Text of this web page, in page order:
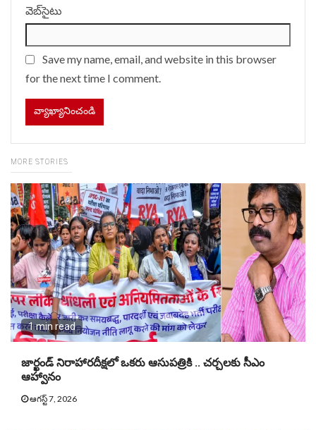
వెబ్‌సైటు
Save my name, email, and website in this browser
for the next time I comment.
MORE STORIES
1 min read
జార్ఖండ్ నిరాహారదీక్షలో ఒకరు ఆసుపత్రికి .. చర్చలకు సీఎం
ఆహ్వానం
ఆగస్ట్ 7, 2026